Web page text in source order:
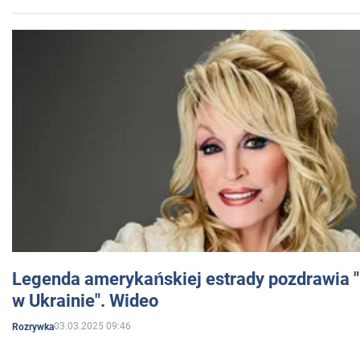
Legenda amerykańskiej estrady pozdrawia
w Ukrainie". Wideo
Rozrywka03.03.2025 09:46